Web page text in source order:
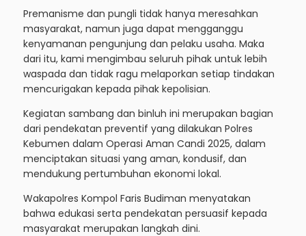
Premanisme dan pungli tidak hanya meresahkan
masyarakat, namun juga dapat mengganggu
kenyamanan pengunjung dan pelaku usaha. Maka
dari itu, kami mengimbau seluruh pihak untuk lebih
waspada dan tidak ragu melaporkan setiap tindakan
mencurigakan kepada pihak kepolisian.
Kegiatan sambang dan binluh ini merupakan bagian
dari pendekatan preventif yang dilakukan Polres
Kebumen dalam Operasi Aman Candi 2025, dalam
menciptakan situasi yang aman, kondusif, dan
mendukung pertumbuhan ekonomi lokal.
Wakapolres Kompol Faris Budiman menyatakan
bahwa edukasi serta pendekatan persuasif kepada
masyarakat merupakan langkah dini.